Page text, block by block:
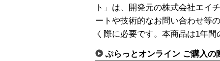
ト」は、開発元の株式会社エイ
ートや技術的なお問い合わせ等
く際に必要です。本商品は1年
ぷらっとオンライン ご購入の